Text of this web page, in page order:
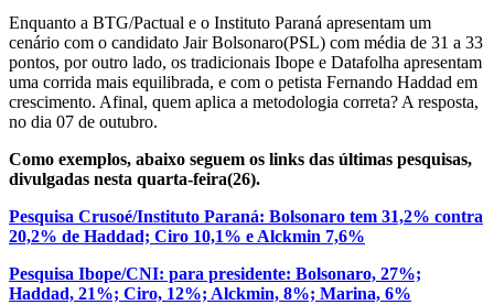
Enquanto a BTG/Pactual e o Instituto Paraná apresentam um
cenário com o candidato Jair Bolsonaro(PSL) com média de 31 a 33
pontos, por outro lado, os tradicionais Ibope e Datafolha apresentam
uma corrida mais equilibrada, e com o petista Fernando Haddad em
crescimento. Afinal, quem aplica a metodologia correta? A resposta,
no dia 07 de outubro.
Como exemplos, abaixo seguem os links das últimas pesquisas,
divulgadas nesta quarta-feira(26).
Pesquisa Crusoé/Instituto Paraná: Bolsonaro tem 31,2% contra
20,2% de Haddad; Ciro 10,1% e Alckmin 7,6%
Pesquisa Ibope/CNI: para presidente: Bolsonaro, 27%;
Haddad, 21%; Ciro, 12%; Alckmin, 8%; Marina, 6%